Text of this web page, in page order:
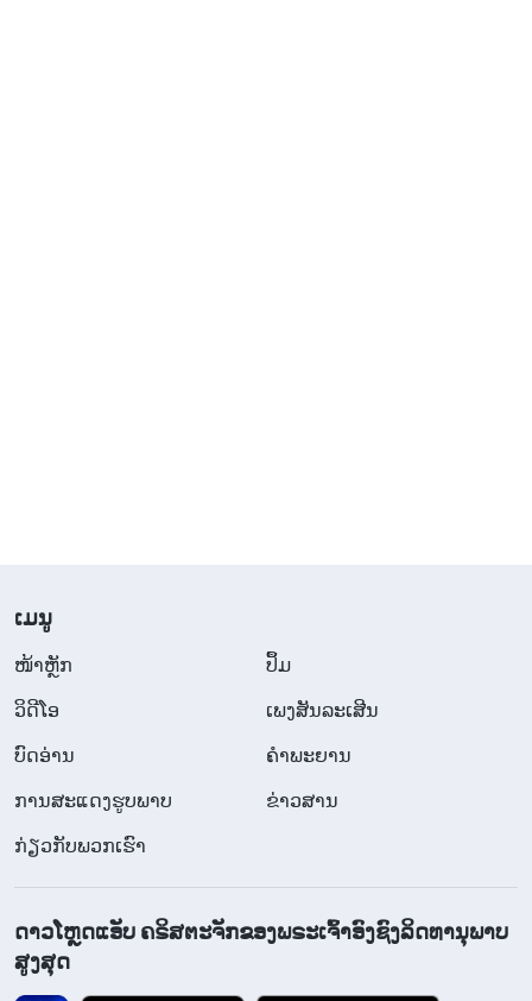
​ເມ​ນູ
​ໜ້າຫຼັກ
ປຶ້ມ
ວິ​ດີ​ໂອ
ເພງສັນລະເສີນ
ບົດອ່ານ
ຄຳພະຍານ
ການສະແດງຮູບພາບ
ຂ່າວສານ
ກ່ຽວກັບພວກເຮົາ
ດາວໂຫຼດແອັບ ຄຣິສຕະຈັກຂອງພຣະເຈົ້າອົງຊົງລິດທານຸພາບ
ສູງສຸດ